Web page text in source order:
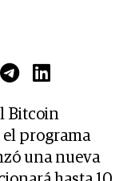
Bitcoin
programa
una nueva